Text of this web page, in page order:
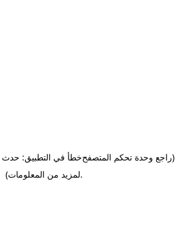
خطأ في التطبيق: حدث(راجع وحدة تحكم المتصفح
لمزيد من المعلومات).